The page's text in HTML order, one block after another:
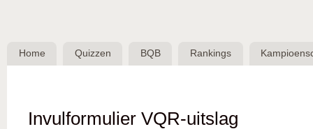
Belgische
QuizBond
Home Quizzen BQB Rankings
Invulformulier VQR-uitslag